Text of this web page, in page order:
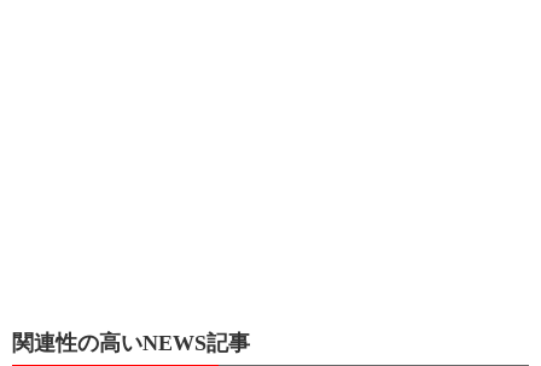
関連性の高いNEWS記事